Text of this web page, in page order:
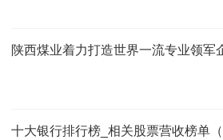
陕西煤业着力打造世界一流专业领军
十大银行排行榜_相关股票营收榜单（